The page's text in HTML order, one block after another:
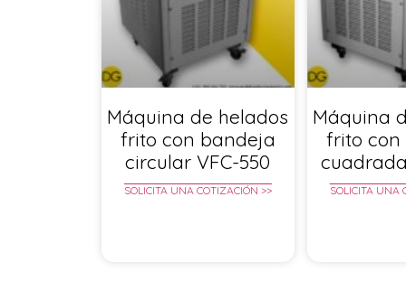
Máquina de helados
frito con bandeja
circular VFC-550
SOLICITA UNA COTIZACIÓN >>
Máquina
frito
SOLICITA UNA